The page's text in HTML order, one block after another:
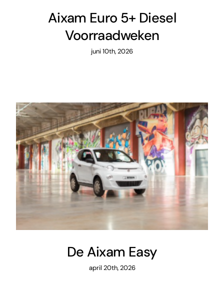
Aixam Euro 5+ Diesel
Voorraadweken
juni 10th, 2026
De Aixam Easy
april 20th, 2026